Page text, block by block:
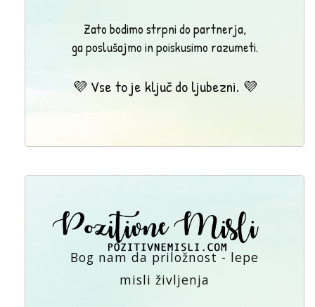
Zato bodimo strpni do partnerja,
ga poslušajmo in poiskusimo razumeti.
💜 Vse to je ključ do ljubezni. 💜
Bog nam da priložnost - lepe
misli življenja